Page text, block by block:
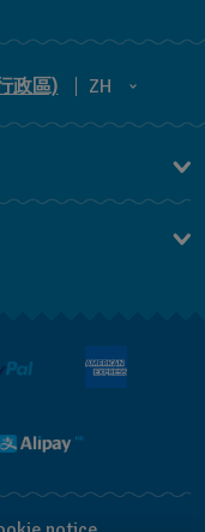
政區)
ZH
ZH